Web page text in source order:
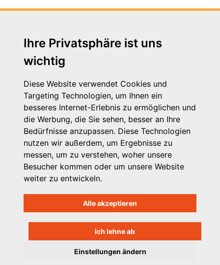
Ihre Privatsphäre ist uns
wichtig
Diese Website verwendet Cookies und
Targeting Technologien, um Ihnen ein
besseres Internet-Erlebnis zu ermöglichen und
die Werbung, die Sie sehen, besser an Ihre
Bedürfnisse anzupassen. Diese Technologien
nutzen wir außerdem, um Ergebnisse zu
messen, um zu verstehen, woher unsere
Besucher kommen oder um unsere Website
weiter zu entwickeln.
Alle akzeptieren
Ich lehne ab
Einstellungen ändern
Michaelkirchstr. 17/18
10179 Berlin
Telefon: 030 – 58 58 17 16 01
E-Mail: info@vpk.de
Mehr Informationen: www.vpk.de
Hilfe
Datenschutzhinweis